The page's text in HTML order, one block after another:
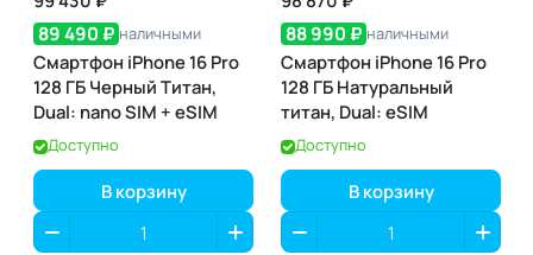
89 490 ₽ наличными
Смартфон iPhone 16 Pro
128 ГБ Черный Титан,
Dual: nano SIM + eSIM
Доступно
В корзину
88 990 ₽ наличными
Смартфон iPhone 16 Pro
128 ГБ Натуральный
титан, Dual: eSIM
Доступно
В корзину